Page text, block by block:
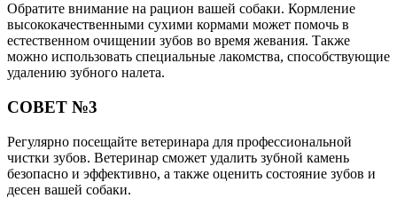
Обратите внимание на рацион вашей собаки. Кормление
высококачественными сухими кормами может помочь в
естественном очищении зубов во время жевания. Также
можно использовать специальные лакомства, способствующие
удалению зубного налета.
СОВЕТ №3
Регулярно посещайте ветеринара для профессиональной
чистки зубов. Ветеринар сможет удалить зубной камень
безопасно и эффективно, а также оценить состояние зубов и
десен вашей собаки.